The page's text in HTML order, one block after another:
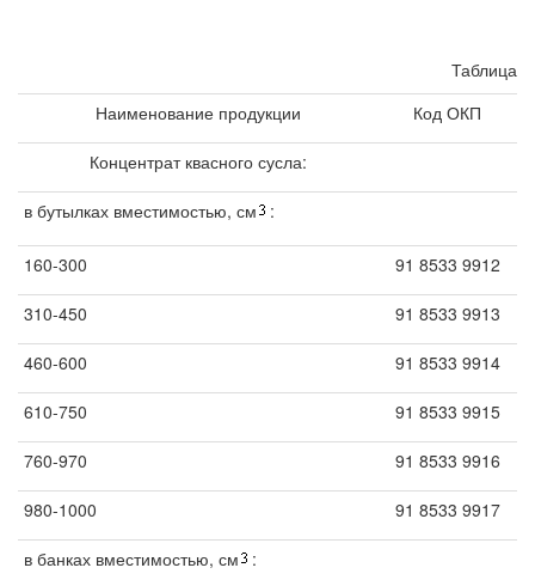
Таблица
Наименование продукции
Код ОКП
Концентрат квасного сусла:
в бутылках вместимостью, см :
160-300 91 8533 9912
310-450 91 8533 9913
460-600 91 8533 9914
610-750 91 8533 9915
760-970 91 8533 9916
980-1000 91 8533 9917
в банках вместимостью, см :